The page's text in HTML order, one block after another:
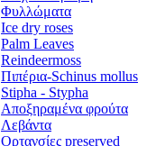
Φυλλώματα
Ice dry roses
Palm Leaves
Reindeermoss
Πιπέρια-Schinus mollus
Stipha - Stypha
Αποξηραμένα φρούτα
Λεβάντα
Ορτανσίες preserved